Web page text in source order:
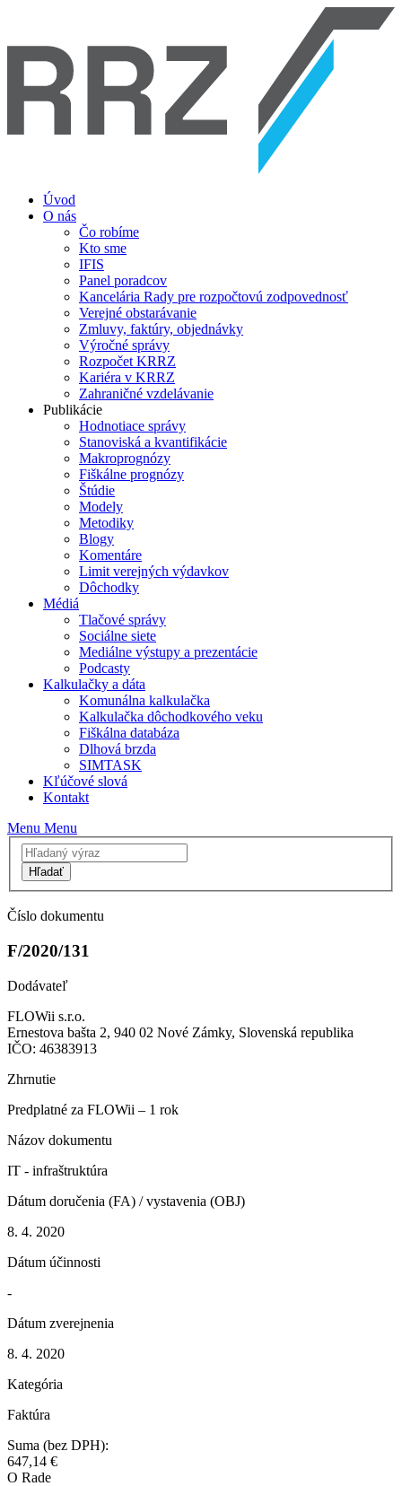
Úvod
O nás
Čo robíme
Kto sme
IFIS
Panel poradcov
Kancelária Rady pre rozpočtovú zodpovednosť
Verejné obstarávanie
Zmluvy, faktúry, objednávky
Výročné správy
Rozpočet KRRZ
Kariéra v KRRZ
Zahraničné vzdelávanie
Publikácie
Hodnotiace správy
Stanoviská a kvantifikácie
Makroprognózy
Fiškálne prognózy
Štúdie
Modely
Metodiky
Blogy
Komentáre
Limit verejných výdavkov
Dôchodky
Médiá
Tlačové správy
Sociálne siete
Mediálne výstupy a prezentácie
Podcasty
Kalkulačky a dáta
Komunálna kalkulačka
Kalkulačka dôchodkového veku
Fiškálna databáza
Dlhová brzda
SIMTASK
Kľúčové slová
Kontakt
Menu Menu
Hľadať
Číslo dokumentu
F/2020/131
Dodávateľ
FLOWii s.r.o.
Ernestova bašta 2, 940 02 Nové Zámky, Slovenská republika
IČO: 46383913
Zhrnutie
Predplatné za FLOWii – 1 rok
Názov dokumentu
IT - infraštruktúra
Dátum doručenia (FA) / vystavenia (OBJ)
8. 4. 2020
Dátum účinnosti
-
Dátum zverejnenia
8. 4. 2020
Kategória
Faktúra
Suma (bez DPH):
647,14 €
O Rade